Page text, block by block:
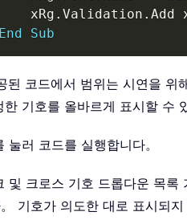
xRg
. Validation . Add
End
Sub
된 코드에서 범위는 시연을 위
한 기호를 올바르게 표시할 수
눌러 코드를 실행합니다。
및 크로스 기호 드롭다운 목
기호가 의도한 대로 표시되